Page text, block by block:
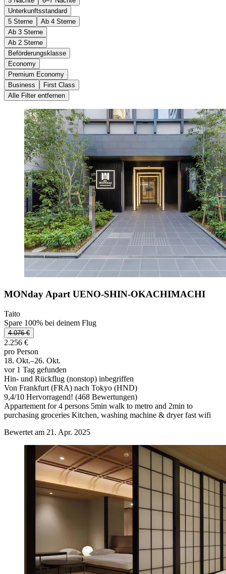
Unterkunftsstandard
5 Sterne
Ab 4 Sterne
Ab 3 Sterne
Ab 2 Sterne
Beförderungsklasse
Economy
Premium Economy
Business
First Class
Alle Filter entfernen
MONday Apart UENO-SHIN-OKACHIMACHI
Taito
Spare 100% bei deinem Flug
4.076 €
2.256 €
pro Person
18. Okt.–26. Okt.
vor 1 Tag gefunden
Hin- und Rückflug (nonstop) inbegriffen
Von Frankfurt (FRA) nach Tokyo (HND)
9,4/10 Hervorragend! (468 Bewertungen)
Appartement for 4 persons 5min walk to metro and 2min to
purchasing groceries Kitchen, washing machine & dryer fast wifi
Bewertet am 21. Apr. 2025